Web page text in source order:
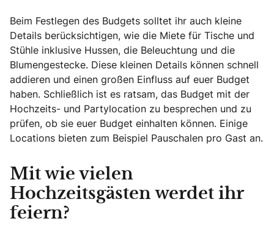
Beim Festlegen des Budgets solltet ihr auch kleine
Details berücksichtigen, wie die Miete für Tische und
Stühle inklusive Hussen, die Beleuchtung und die
Blumengestecke. Diese kleinen Details können schnell
addieren und einen großen Einfluss auf euer Budget
haben. Schließlich ist es ratsam, das Budget mit der
Hochzeits- und Partylocation zu besprechen und zu
prüfen, ob sie euer Budget einhalten können. Einige
Locations bieten zum Beispiel Pauschalen pro Gast an.
Mit wie vielen
Hochzeitsgästen werdet ihr
feiern?